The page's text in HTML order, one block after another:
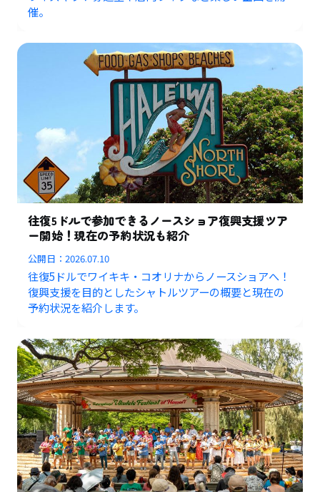
催。
往復5ドルで参加できるノースショア復興支援ツア
ー開始！現在の予約状況も紹介
公開日：2026.07.10
往復5ドルでワイキキ・コオリナからノースショアへ！
復興支援を目的としたシャトルツアーの概要と現在の
予約状況を紹介します。